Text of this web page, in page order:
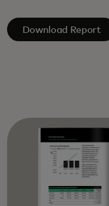
Download Report